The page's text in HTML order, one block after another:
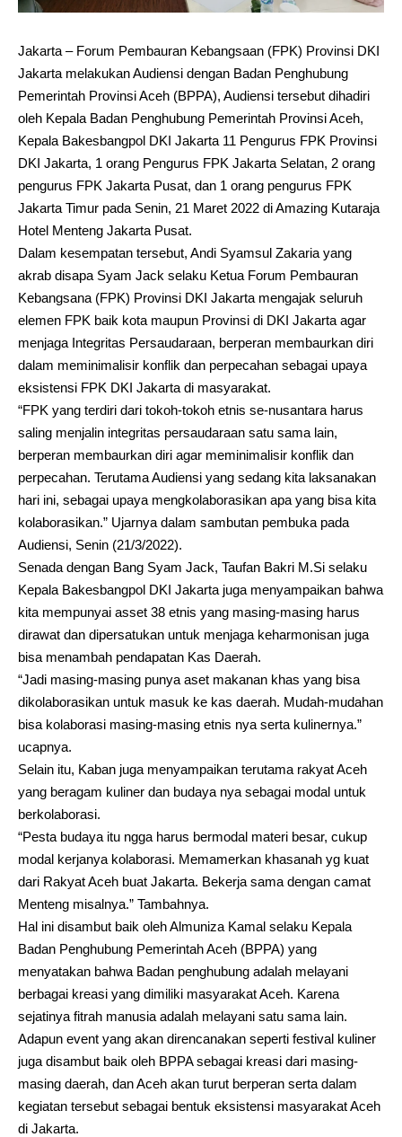
Jakarta – Forum Pembauran Kebangsaan (FPK) Provinsi DKI
Jakarta melakukan Audiensi dengan Badan Penghubung
Pemerintah Provinsi Aceh (BPPA), Audiensi tersebut dihadiri
oleh Kepala Badan Penghubung Pemerintah Provinsi Aceh,
Kepala Bakesbangpol DKI Jakarta 11 Pengurus FPK Provinsi
DKI Jakarta, 1 orang Pengurus FPK Jakarta Selatan, 2 orang
pengurus FPK Jakarta Pusat, dan 1 orang pengurus FPK
Jakarta Timur pada Senin, 21 Maret 2022 di Amazing Kutaraja
Hotel Menteng Jakarta Pusat.
Dalam kesempatan tersebut, Andi Syamsul Zakaria yang
akrab disapa Syam Jack selaku Ketua Forum Pembauran
Kebangsana (FPK) Provinsi DKI Jakarta mengajak seluruh
elemen FPK baik kota maupun Provinsi di DKI Jakarta agar
menjaga Integritas Persaudaraan, berperan membaurkan diri
dalam meminimalisir konflik dan perpecahan sebagai upaya
eksistensi FPK DKI Jakarta di masyarakat.
“FPK yang terdiri dari tokoh-tokoh etnis se-nusantara harus
saling menjalin integritas persaudaraan satu sama lain,
berperan membaurkan diri agar meminimalisir konflik dan
perpecahan. Terutama Audiensi yang sedang kita laksanakan
hari ini, sebagai upaya mengkolaborasikan apa yang bisa kita
kolaborasikan.” Ujarnya dalam sambutan pembuka pada
Audiensi, Senin (21/3/2022).
Senada dengan Bang Syam Jack, Taufan Bakri M.Si selaku
Kepala Bakesbangpol DKI Jakarta juga menyampaikan bahwa
kita mempunyai asset 38 etnis yang masing-masing harus
dirawat dan dipersatukan untuk menjaga keharmonisan juga
bisa menambah pendapatan Kas Daerah.
“Jadi masing-masing punya aset makanan khas yang bisa
dikolaborasikan untuk masuk ke kas daerah. Mudah-mudahan
bisa kolaborasi masing-masing etnis nya serta kulinernya.”
ucapnya.
Selain itu, Kaban juga menyampaikan terutama rakyat Aceh
yang beragam kuliner dan budaya nya sebagai modal untuk
berkolaborasi.
“Pesta budaya itu ngga harus bermodal materi besar, cukup
modal kerjanya kolaborasi. Memamerkan khasanah yg kuat
dari Rakyat Aceh buat Jakarta. Bekerja sama dengan camat
Menteng misalnya.” Tambahnya.
Hal ini disambut baik oleh Almuniza Kamal selaku Kepala
Badan Penghubung Pemerintah Aceh (BPPA) yang
menyatakan bahwa Badan penghubung adalah melayani
berbagai kreasi yang dimiliki masyarakat Aceh. Karena
sejatinya fitrah manusia adalah melayani satu sama lain.
Adapun event yang akan direncanakan seperti festival kuliner
juga disambut baik oleh BPPA sebagai kreasi dari masing-
masing daerah, dan Aceh akan turut berperan serta dalam
kegiatan tersebut sebagai bentuk eksistensi masyarakat Aceh
di Jakarta.